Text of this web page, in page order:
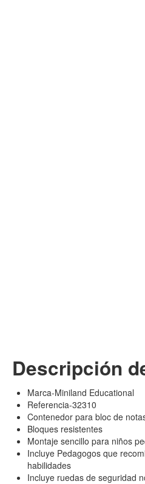
Descripción
Marca-Miniland Educational
Referencia-32310
Contenedor para bloc de
Bloques resistentes
Montaje sencillo para niños
Incluye Pedagogos que
habilidades
Incluye ruedas de seguridad